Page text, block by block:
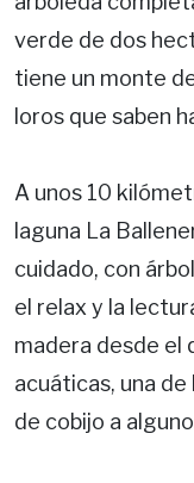
verde de dos
tiene un monte
loros que saben
A unos 10
laguna La
cuidado, con
el relax y la
madera desde el
acuáticas, una de
de cobijo a